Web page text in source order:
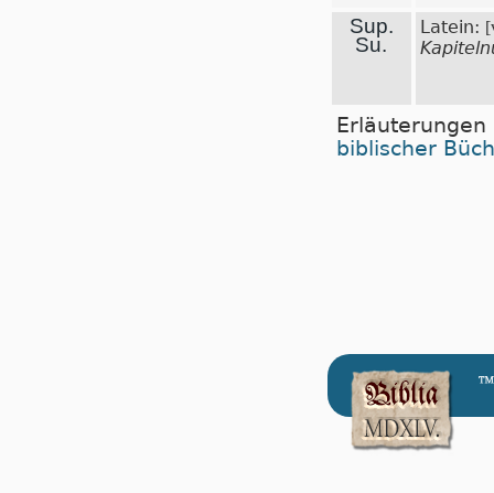
Sup.
Su.
Latein:
biblischer
™